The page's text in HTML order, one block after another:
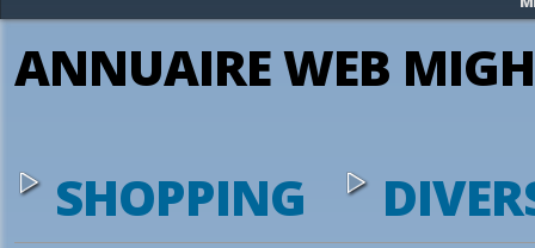
ANNUAIRE WEB
SHOPPING